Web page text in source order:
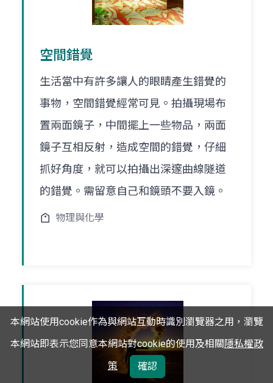
空間錯覺
生活當中有許多讓人的眼睛產生錯覺的
事物，空間錯覺經常可見。拍攝現場布
置兩面鏡子，中間擺上一些物品，兩面
鏡子互相反射，造成空間的錯覺，仔細
抓好角度，就可以拍攝出深邃曲線隧道
的錯覺。需留意自己和鏡頭不要入鏡。
物理與化學
本網站使用cookie作為與網站互動時識別瀏覽器之用，瀏覽
本網站即表示您同意本網站對cookie的使用及相關隱私權政
策
確認